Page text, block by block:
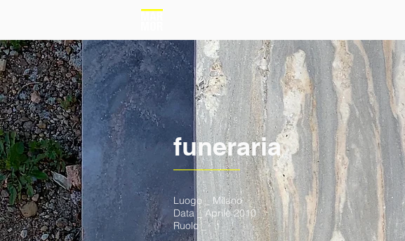
funeraria
Luogo _ Milano
Data _ Aprile 2010
Ruolo _